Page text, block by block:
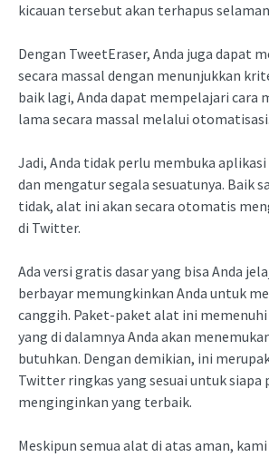
kicauan tersebut akan terhapus
Dengan TweetEraser, Anda juga dapat
secara massal dengan menunjukkan
baik lagi, Anda dapat mempelajari cara
lama secara massal melalui otomatisasi.
Jadi, Anda tidak perlu membuka
dan mengatur segala sesuatunya. Baik
tidak, alat ini akan secara otomatis
di Twitter.
Ada versi gratis dasar yang bisa Anda
berbayar memungkinkan Anda untuk
canggih. Paket-paket alat ini
yang di dalamnya Anda akan
butuhkan. Dengan demikian, ini
Twitter ringkas yang sesuai untuk siapa
menginginkan yang terbaik.
Meskipun semua alat di atas aman,